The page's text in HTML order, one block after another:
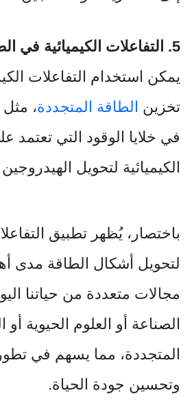
5. التفاعلات الكيميائية في الطاقة المتجددة:
يمكن استخدام التفاعلات
تخزين الطاقة المتجددة، مثل
في خلايا الوقود التي تعتمد
الكيميائية لتحويل
باختصار، يُظهر تطبيق
لتحويل أشكال الطاقة مدى
مجالات متعددة من حياتنا
الصناعة أو العلوم الحيوية أو
المتجددة، مما يسهم في تطور
وتحسين جودة الحياة.